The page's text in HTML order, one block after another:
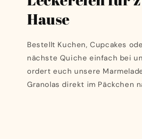
Hause
Bestellt Kuchen, Cupcakes
nächste Quiche einfach bei
ordert euch unsere
Granolas direkt im Päckchen